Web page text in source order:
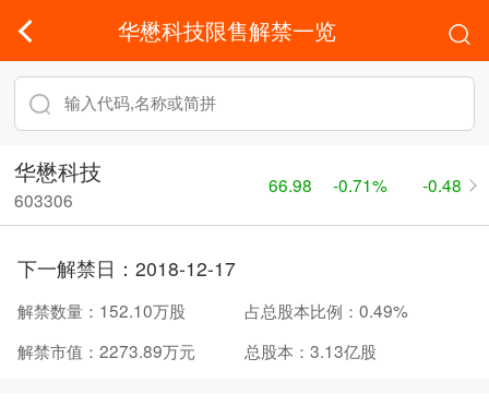
华懋科技限售解禁一览
华懋科技
603306
66.98 -0.71% -0.48
下一解禁日： 2018-12-17
解禁数量： 152.10万股 占总股本比例： 0.49%
解禁市值： 2273.89万元 总股本： 3.13亿股